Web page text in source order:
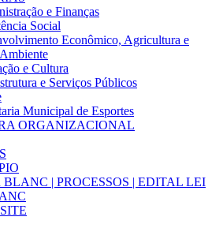
e Finanças
Social
Econômico, Agricultura e
e Cultura
e Serviços Públicos
Municipal de Esportes
ORGANIZACIONAL
| PROCESSOS | EDITAL LEI